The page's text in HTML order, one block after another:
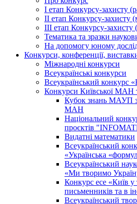
І етап Конкурсу-захисту
ІІ етап Конкурсу-захисту
ІІІ етап Конкурсу-захисту
Тематика та зразки
На допомогу юному
Конкурси, конференції,
Міжнародні конкурси
Всеукраїнські конкурси
Всеукраїнський конкурс
Конкурси Київської МАН
Кубок знань МАУП
МАН
Національний
проєктів
Видатні математики
Всеукраїнський
«Українська
Всеукраїнський
«Ми творимо
Конкурс есе «Київ у
письменників та в
Всеукраїнський